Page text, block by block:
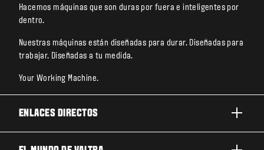
Hacemos máquinas que son duras por fuera e inteligentes por
dentro.
Nuestras máquinas están diseñadas para durar. Diseñadas para
trabajar. Diseñadas a tu medida.
Your Working Machine.
ENLACES DIRECTOS